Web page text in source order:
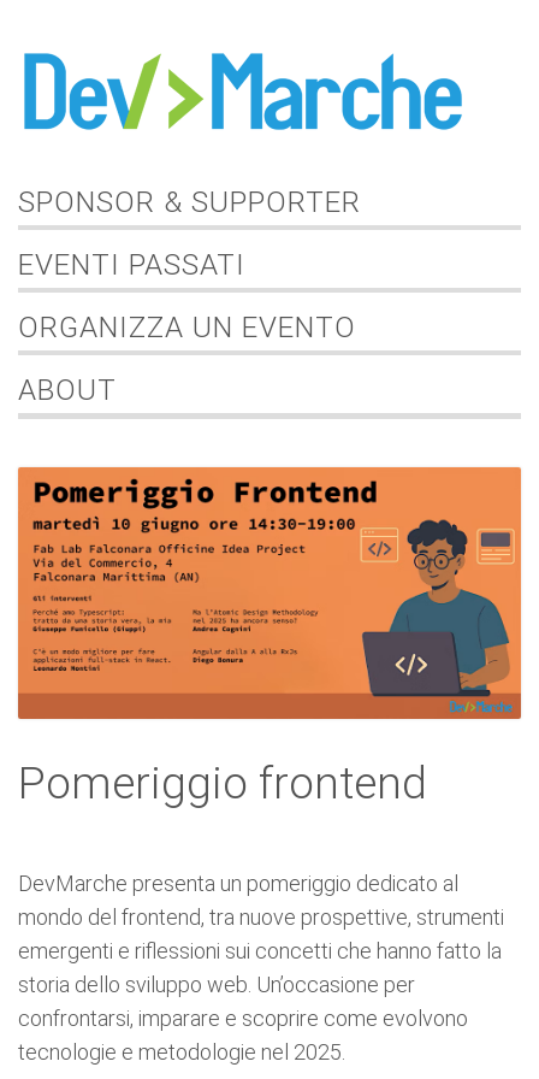
SPONSOR & SUPPORTER
EVENTI PASSATI
ORGANIZZA UN EVENTO
ABOUT
Pomeriggio frontend
DevMarche presenta un pomeriggio dedicato al
mondo del frontend, tra nuove prospettive, strumenti
emergenti e riflessioni sui concetti che hanno fatto la
storia dello sviluppo web. Un’occasione per
confrontarsi, imparare e scoprire come evolvono
tecnologie e metodologie nel 2025.